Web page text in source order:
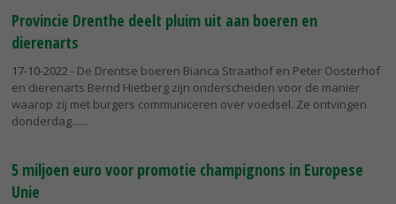
Provincie Drenthe deelt pluim uit aan boeren en
dierenarts
17-10-2022 - De Drentse boeren Bianca Straathof en Peter Oosterhof
en dierenarts Bernd Hietberg zijn onderscheiden voor de manier
waarop zij met burgers communiceren over voedsel. Ze ontvingen
donderdag...
5 miljoen euro voor promotie champignons in Europese
Unie